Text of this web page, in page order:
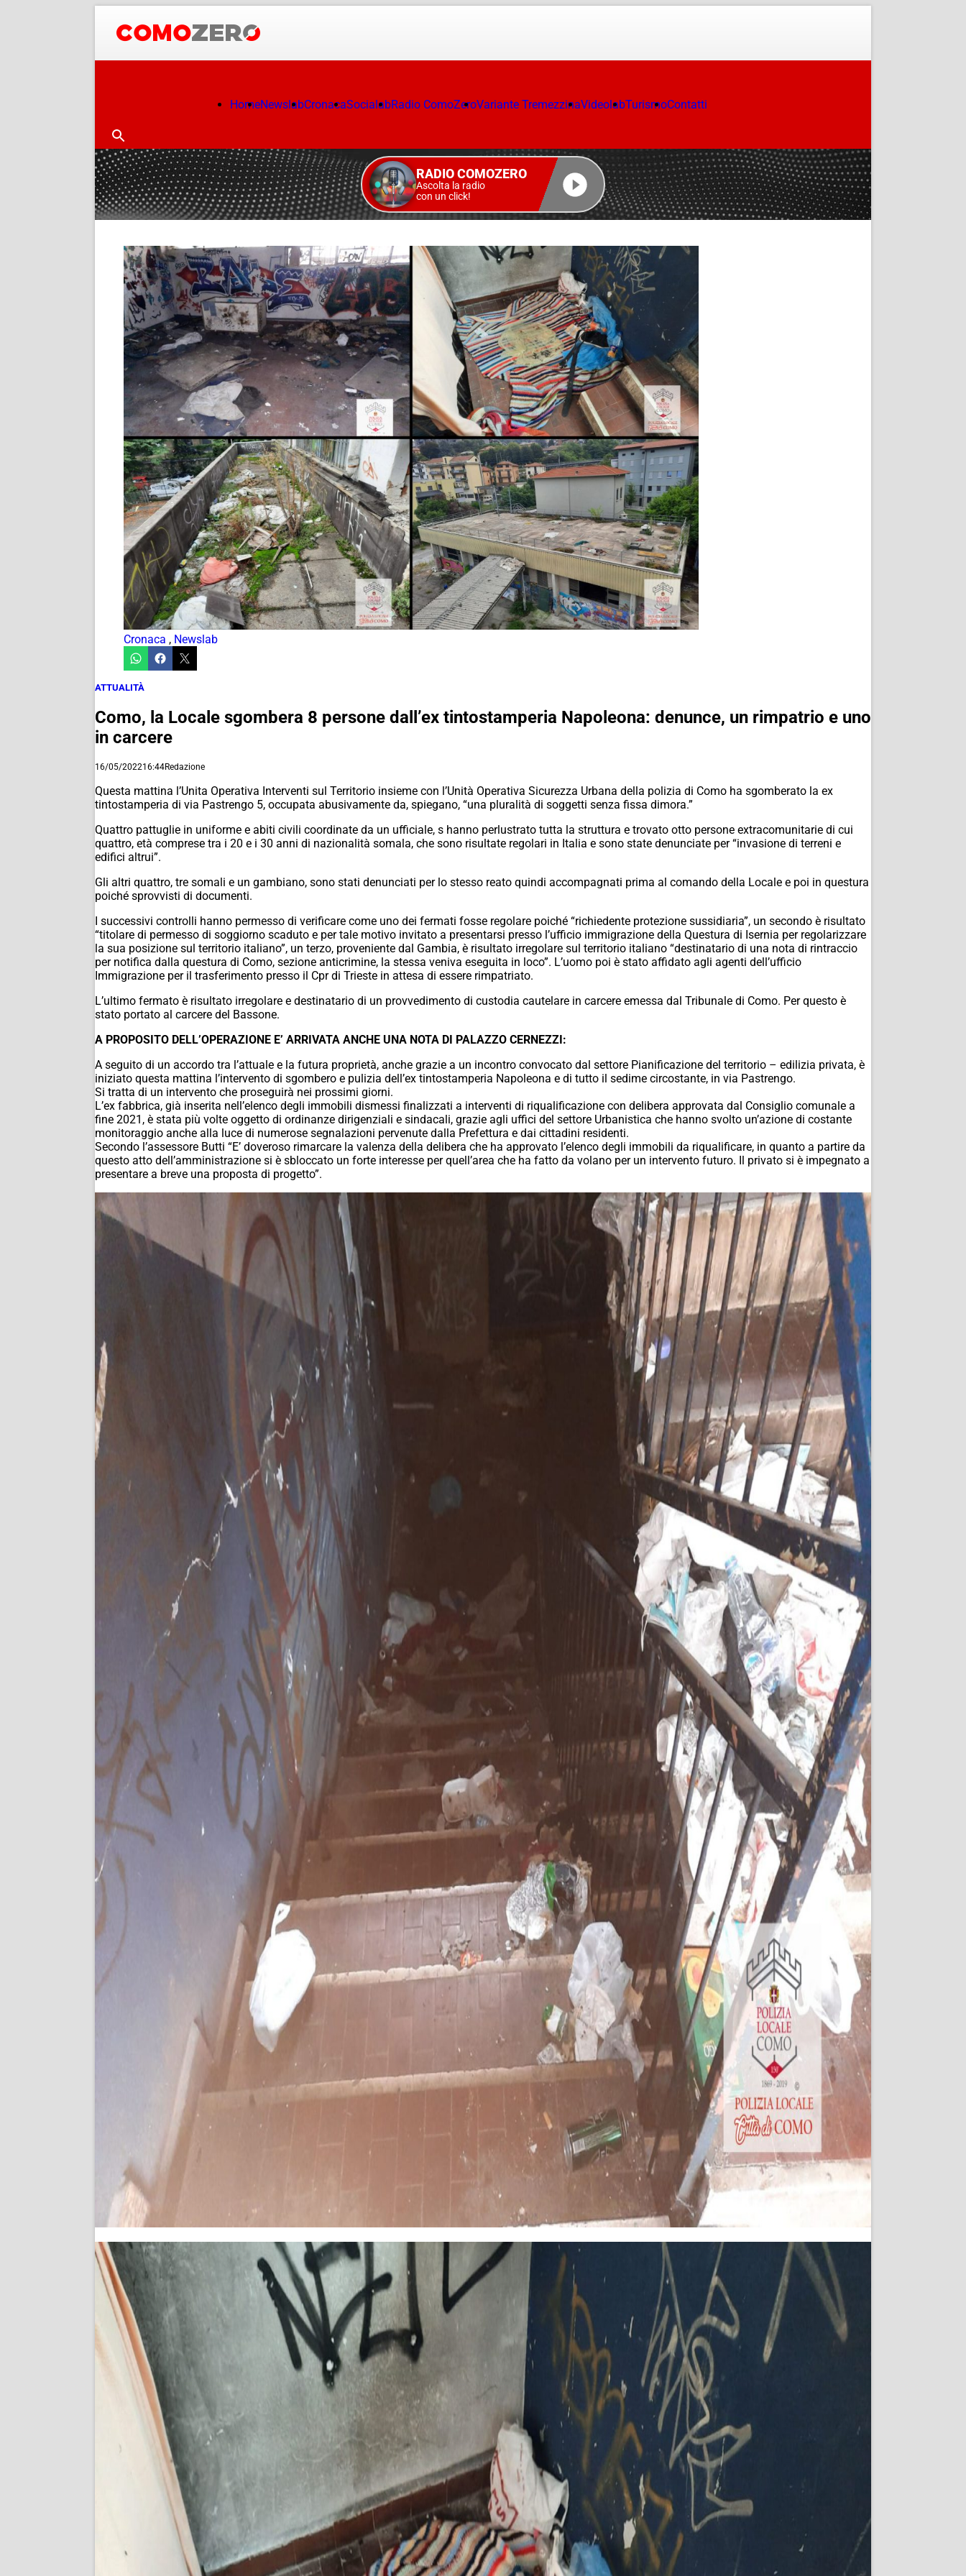
HomeNewslabCronacaSocialabRadio ComoZeroVariante TremezzinaVideolabTurismoContatti
RADIO COMOZERO
Ascolta la radio
con un click!
Cronaca , Newslab
ATTUALITÀ
Como, la Locale sgombera 8 persone dall’ex tintostamperia Napoleona: denunce, un rimpatrio e uno
in carcere
16/05/202216:44Redazione
Questa mattina l’Unita Operativa Interventi sul Territorio insieme con l’Unità Operativa Sicurezza Urbana della polizia di Como ha sgomberato la ex
tintostamperia di via Pastrengo 5, occupata abusivamente da, spiegano, “una pluralità di soggetti senza fissa dimora.”
Quattro pattuglie in uniforme e abiti civili coordinate da un ufficiale, s hanno perlustrato tutta la struttura e trovato otto persone extracomunitarie di cui
quattro, età comprese tra i 20 e i 30 anni di nazionalità somala, che sono risultate regolari in Italia e sono state denunciate per “invasione di terreni e
edifici altrui”.
Gli altri quattro, tre somali e un gambiano, sono stati denunciati per lo stesso reato quindi accompagnati prima al comando della Locale e poi in questura
poiché sprovvisti di documenti.
I successivi controlli hanno permesso di verificare come uno dei fermati fosse regolare poiché “richiedente protezione sussidiaria”, un secondo è risultato
“titolare di permesso di soggiorno scaduto e per tale motivo invitato a presentarsi presso l’ufficio immigrazione della Questura di Isernia per regolarizzare
la sua posizione sul territorio italiano”, un terzo, proveniente dal Gambia, è risultato irregolare sul territorio italiano “destinatario di una nota di rintraccio
per notifica dalla questura di Como, sezione anticrimine, la stessa veniva eseguita in loco”. L’uomo poi è stato affidato agli agenti dell’ufficio
Immigrazione per il trasferimento presso il Cpr di Trieste in attesa di essere rimpatriato.
L’ultimo fermato è risultato irregolare e destinatario di un provvedimento di custodia cautelare in carcere emessa dal Tribunale di Como. Per questo è
stato portato al carcere del Bassone.
A PROPOSITO DELL’OPERAZIONE E’ ARRIVATA ANCHE UNA NOTA DI PALAZZO CERNEZZI:
A seguito di un accordo tra l’attuale e la futura proprietà, anche grazie a un incontro convocato dal settore Pianificazione del territorio – edilizia privata, è
iniziato questa mattina l’intervento di sgombero e pulizia dell’ex tintostamperia Napoleona e di tutto il sedime circostante, in via Pastrengo.
Si tratta di un intervento che proseguirà nei prossimi giorni.
L’ex fabbrica, già inserita nell’elenco degli immobili dismessi finalizzati a interventi di riqualificazione con delibera approvata dal Consiglio comunale a
fine 2021, è stata più volte oggetto di ordinanze dirigenziali e sindacali, grazie agli uffici del settore Urbanistica che hanno svolto un’azione di costante
monitoraggio anche alla luce di numerose segnalazioni pervenute dalla Prefettura e dai cittadini residenti.
Secondo l’assessore Butti “E’ doveroso rimarcare la valenza della delibera che ha approvato l’elenco degli immobili da riqualificare, in quanto a partire da
questo atto dell’amministrazione si è sbloccato un forte interesse per quell’area che ha fatto da volano per un intervento futuro. Il privato si è impegnato a
presentare a breve una proposta di progetto”.